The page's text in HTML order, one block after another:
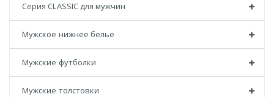
Серия CLASSIC для мужчин
Мужское нижнее белье
Мужские футболки
Мужские толстовки